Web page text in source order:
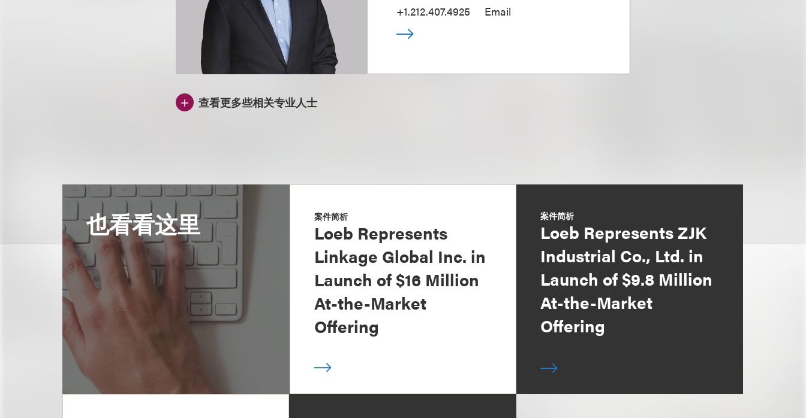
+1.212.407.4925
Email
查看更多些相关专业人士
也看看这里 案件简析
Loeb Represents
Linkage Global Inc. in
Launch of $16 Million
At-the-Market
Offering
案件简析
Loeb Represents ZJK
Industrial Co., Ltd. in
Launch of $9.8 Million
At-the-Market
Offering